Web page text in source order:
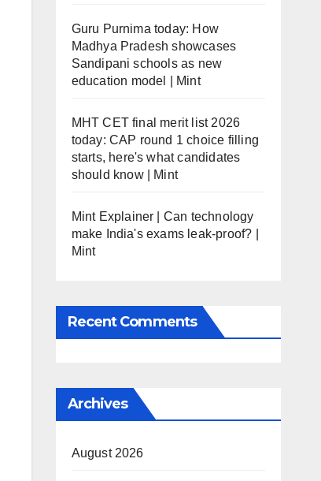
Guru Purnima today: How
Madhya Pradesh showcases
Sandipani schools as new
education model | Mint
MHT CET final merit list 2026
today: CAP round 1 choice filling
starts, here's what candidates
should know | Mint
Mint Explainer | Can technology
make India's exams leak-proof? |
Mint
Recent Comments
Archives
August 2026